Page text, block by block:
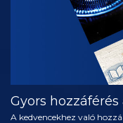
Gyors
A kedvencekhez való